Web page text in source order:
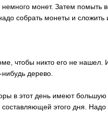
монет. Затем помыть
собрать монеты и
чтобы никто его не
дерево.
в этот день имеют
этого дня. Надо